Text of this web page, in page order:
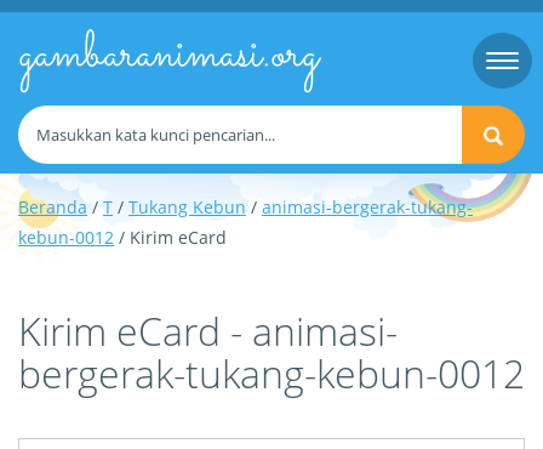
gambaranimasi.org
Beranda /T / Tukang Kebun / animasi-bergerak-tukang-
kebun-0012 / Kirim eCard
Kirim eCard - animasi-
bergerak-tukang-kebun-0012